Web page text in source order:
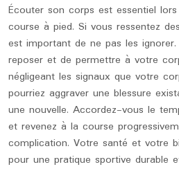
Écouter son corps est essentiel
course à pied. Si vous ressentez
est important de ne pas les
reposer et de permettre à votre
négligeant les signaux que votre
pourriez aggraver une blessure
une nouvelle. Accordez-vous le
et revenez à la course
complication. Votre santé et votre
pour une pratique sportive durable